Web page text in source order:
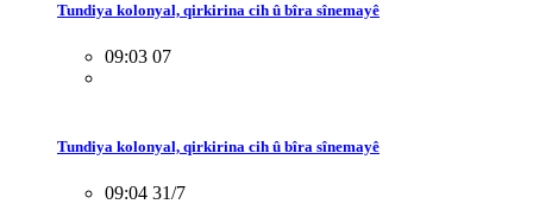
Tundiya kolonyal, qirkirina cih û bîra sînemayê
09:03 07
Tundiya kolonyal, qirkirina cih û bîra sînemayê
09:04 31/7